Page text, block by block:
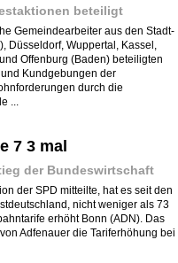
beteiligt
Gemeindearbeiter aus den Stadt-
Düsseldorf, Wuppertal, Kassel,
Offenburg (Baden) beteiligten
Kundgebungen der
durch die
...
7 3 mal
der Bundeswirtschaft
der SPD mitteilte, hat es seit den
nicht weniger als 73
erhöht Bonn (ADN). Das
Adfenauer die Tariferhöhung bei